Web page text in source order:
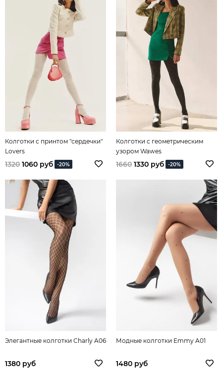
Колготки с принтом "сердечки"
Lovers
1320 1060 руб -20%
Колготки с геометрическим
узором Wawes
1660 1330 руб -20%
Элегантные колготки Charly A06
1380 руб
Модные колготки Emmy A01
1480 руб